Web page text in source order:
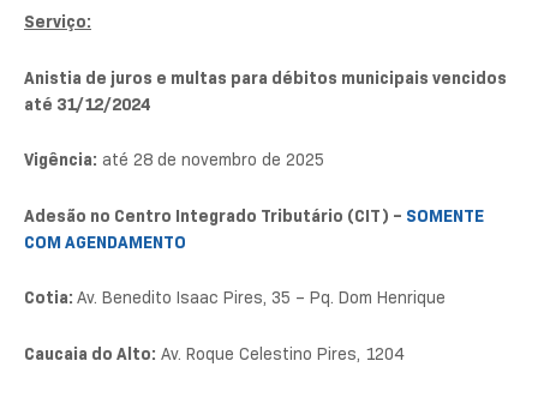
Serviço:
Anistia de juros e multas para débitos municipais vencidos
até 31/12/2024
Vigência: até 28 de novembro de 2025
Adesão no Centro Integrado Tributário (CIT) – SOMENTE
COM AGENDAMENTO
Cotia: Av. Benedito Isaac Pires, 35 – Pq. Dom Henrique
Caucaia do Alto: Av. Roque Celestino Pires, 1204